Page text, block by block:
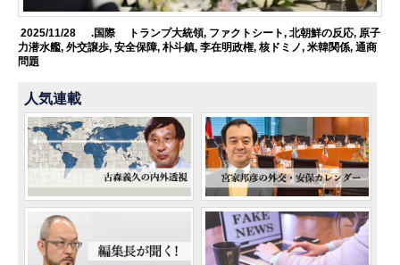
2025/11/28 .国際 トランプ大統領, ファクトシート, 北朝鮮の反応, 原子
力潜水艦,外交譲歩,安全保障,朴斗鎮,李在明政権,核ドミノ,米韓関係,通商
問題
人気連載